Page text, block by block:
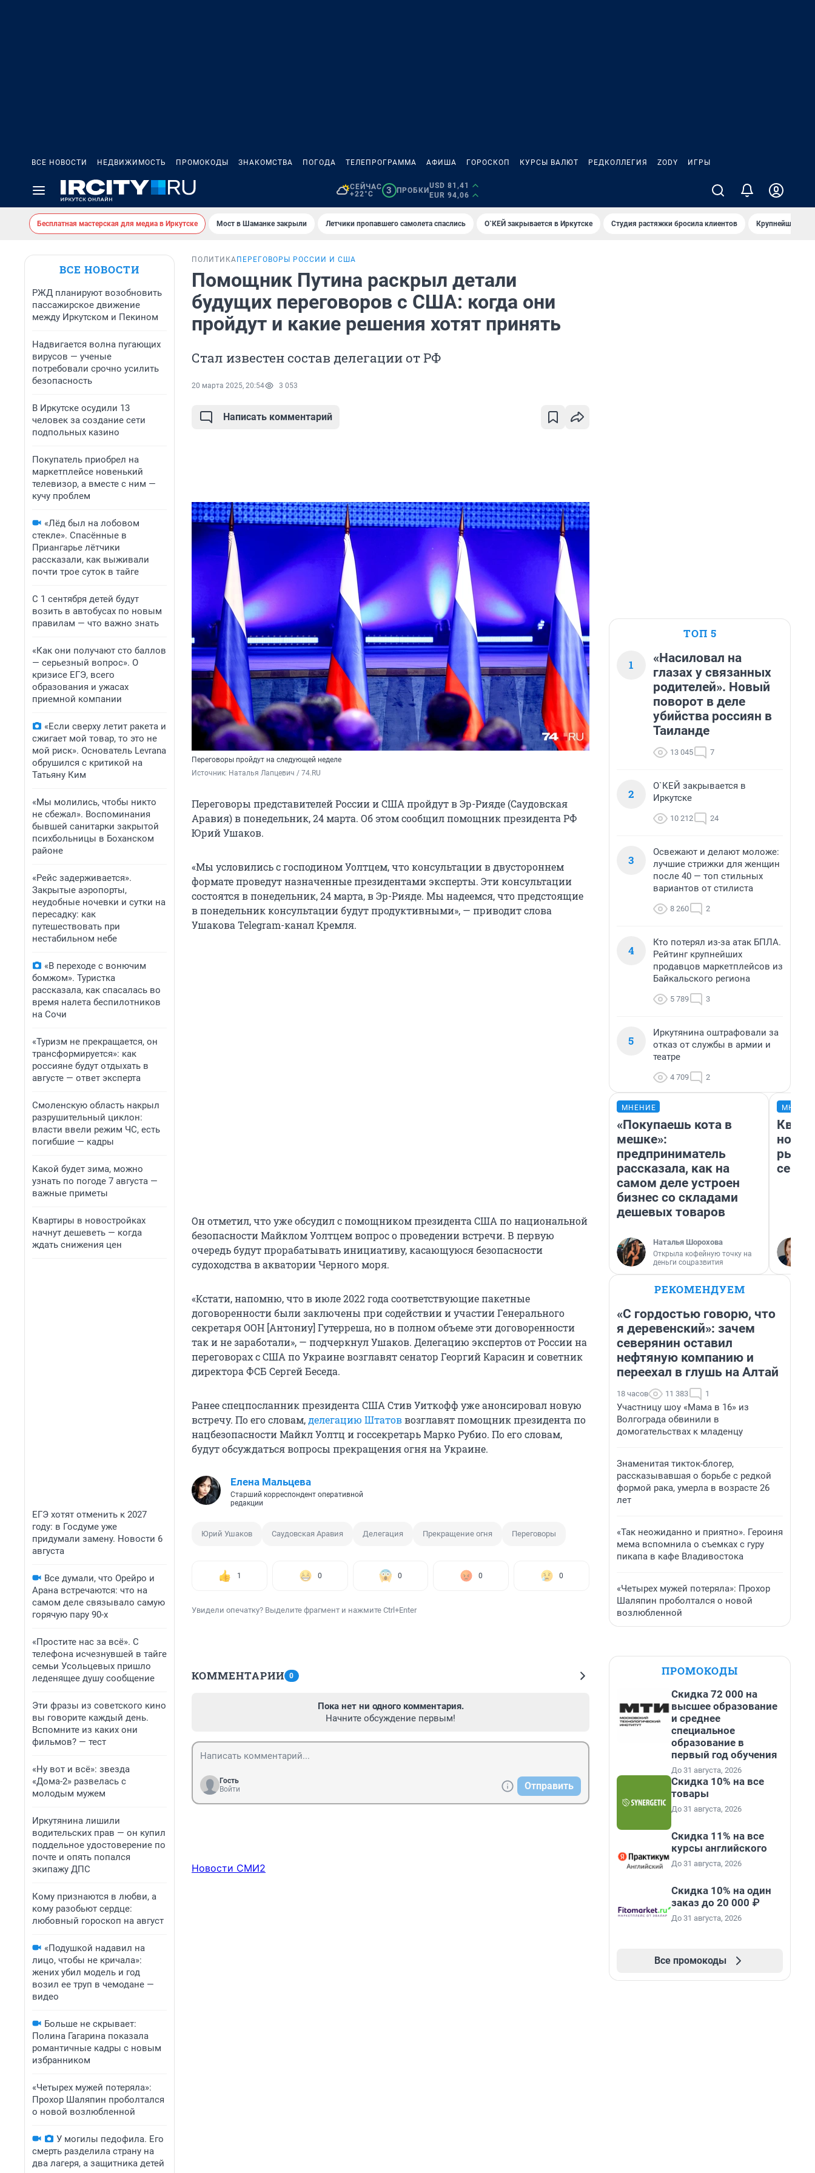
ВСЕ НОВОСТИ НЕДВИЖИМОСТЬ ПРОМОКОДЫ ЗНАКОМСТВА ПОГОДА ТЕЛЕПРОГРАММА АФИША ГОРОСКОП КУРСЫ ВАЛЮТ РЕДКОЛЛЕГИЯ ZODY ИГРЫ
СЕЙЧАС
+22°C
3 ПРОБКИ
USD 81,41
EUR 94,06
Бесплатная мастерская для медиа в Иркутске Мост в Шаманке закрыли Летчики пропавшего самолета спаслись О`КЕЙ закрывается в Иркутске Студия растяжки бросила клиентов Крупнейшие
ВСЕ НОВОСТИ
РЖД планируют возобновить
пассажирское движение
между Иркутском и Пекином
Надвигается волна пугающих
вирусов — ученые
потребовали срочно усилить
безопасность
В Иркутске осудили 13
человек за создание сети
подпольных казино
Покупатель приобрел на
маркетплейсе новенький
телевизор, а вместе с ним —
кучу проблем
«Лёд был на лобовом
стекле». Спасённые в
Приангарье лётчики
рассказали, как выживали
почти трое суток в тайге
С 1 сентября детей будут
возить в автобусах по новым
правилам — что важно знать
«Как они получают сто баллов
— серьезный вопрос». О
кризисе ЕГЭ, всего
образования и ужасах
приемной компании
«Если сверху летит ракета и
сжигает мой товар, то это не
мой риск». Основатель Levrana
обрушился с критикой на
Татьяну Ким
«Мы молились, чтобы никто
не сбежал». Воспоминания
бывшей санитарки закрытой
психбольницы в Боханском
районе
«Рейс задерживается».
Закрытые аэропорты,
неудобные ночевки и сутки на
пересадку: как
путешествовать при
нестабильном небе
«В переходе с вонючим
бомжом». Туристка
рассказала, как спасалась во
время налета беспилотников
на Сочи
«Туризм не прекращается, он
трансформируется»: как
россияне будут отдыхать в
августе — ответ эксперта
Смоленскую область накрыл
разрушительный циклон:
власти ввели режим ЧС, есть
погибшие — кадры
Какой будет зима, можно
узнать по погоде 7 августа —
важные приметы
Квартиры в новостройках
начнут дешеветь — когда
ждать снижения цен
ЕГЭ хотят отменить к 2027
году: в Госдуме уже
придумали замену. Новости 6
августа
Все думали, что Орейро и
Арана встречаются: что на
самом деле связывало самую
горячую пару 90-х
«Простите нас за всё». С
телефона исчезнувшей в тайге
семьи Усольцевых пришло
леденящее душу сообщение
Эти фразы из советского кино
вы говорите каждый день.
Вспомните из каких они
фильмов? — тест
«Ну вот и всё»: звезда
«Дома-2» развелась с
молодым мужем
Иркутянина лишили
водительских прав — он купил
поддельное удостоверение по
почте и опять попался
экипажу ДПС
Кому признаются в любви, а
кому разобьют сердце:
любовный гороскоп на август
«Подушкой надавил на
лицо, чтобы не кричала»:
жених убил модель и год
возил ее труп в чемодане —
видео
Больше не скрывает:
Полина Гагарина показала
романтичные кадры с новым
избранником
«Четырех мужей потеряла»:
Прохор Шаляпин проболтался
о новой возлюбленной
У могилы педофила. Его
смерть разделила страну на
два лагеря, а защитника детей
ПОЛИТИКА ПЕРЕГОВОРЫ РОССИИ И США
Помощник Путина раскрыл детали
будущих переговоров с США: когда они
пройдут и какие решения хотят принять
Стал известен состав делегации от РФ
20 марта 2025, 20:54 3 053
Написать комментарий
Переговоры пройдут на следующей неделе
Источник: Наталья Лапцевич / 74.RU
Переговоры представителей России и США пройдут в Эр-Рияде (Саудовская
Аравия) в понедельник, 24 марта. Об этом сообщил помощник президента РФ
Юрий Ушаков.
«Мы условились с господином Уолтцем, что консультации в двустороннем
формате проведут назначенные президентами эксперты. Эти консультации
состоятся в понедельник, 24 марта, в Эр-Рияде. Мы надеемся, что предстоящие
в понедельник консультации будут продуктивными», — приводит слова
Ушакова Telegram-канал Кремля.
Он отметил, что уже обсудил с помощником президента США по национальной
безопасности Майклом Уолтцем вопрос о проведении встречи. В первую
очередь будут прорабатывать инициативу, касающуюся безопасности
судоходства в акватории Черного моря.
«Кстати, напомню, что в июле 2022 года соответствующие пакетные
договоренности были заключены при содействии и участии Генерального
секретаря ООН [Антониу] Гутерреша, но в полном объеме эти договоренности
так и не заработали», — подчеркнул Ушаков. Делегацию экспертов от России на
переговорах с США по Украине возглавят сенатор Георгий Карасин и советник
директора ФСБ Сергей Беседа.
Ранее спецпосланник президента США Стив Уиткофф уже анонсировал новую
встречу. По его словам,делегацию Штатоввозглавят помощник президента по
нацбезопасности Майкл Уолтц и госсекретарь Марко Рубио. По его словам,
будут обсуждаться вопросы прекращения огня на Украине.
Елена Мальцева
Старший корреспондент оперативной
редакции
Юрий Ушаков Саудовская Аравия Делегация Прекращение огня Переговоры
1 0 0 0 0
Увидели опечатку? Выделите фрагмент и нажмите Ctrl+Enter
КОММЕНТАРИИ 0
Пока нет ни одного комментария.
Начните обсуждение первым!
Гость
Войти
Отправить
Новости СМИ2
ТОП 5
1
«Насиловал на
глазах у связанных
родителей». Новый
поворот в деле
убийства россиян в
Таиланде
13 045 7
2
О`КЕЙ закрывается в
Иркутске
10 212 24
3
Освежают и делают моложе:
лучшие стрижки для женщин
после 40 — топ стильных
вариантов от стилиста
8 260 2
4
Кто потерял из-за атак БПЛА.
Рейтинг крупнейших
продавцов маркетплейсов из
Байкальского региона
5 789 3
5
Иркутянина оштрафовали за
отказ от службы в армии и
театре
4 709 2
МНЕНИЕ
«Покупаешь кота в
мешке»:
предприниматель
рассказала, как на
самом деле устроен
бизнес со складами
дешевых товаров
Наталья Шорохова
Открыла кофейную точку на
деньги соцразвития
но
РЕКОМЕНДУЕМ
«С гордостью говорю, что
я деревенский»: зачем
северянин оставил
нефтяную компанию и
переехал в глушь на Алтай
18 часов 11 383 1
Участницу шоу «Мама в 16» из
Волгограда обвинили в
домогательствах к младенцу
Знаменитая тикток-блогер,
рассказывавшая о борьбе с редкой
формой рака, умерла в возрасте 26
лет
«Так неожиданно и приятно». Героиня
мема вспомнила о съемках с гуру
пикапа в кафе Владивостока
«Четырех мужей потеряла»: Прохор
Шаляпин проболтался о новой
возлюбленной
ПРОМОКОДЫ
Скидка 72 000 на
высшее образование
и среднее
специальное
образование в
первый год обучения
До 31 августа, 2026
Скидка 10% на все
товары
До 31 августа, 2026
Скидка 11% на все
курсы английского
До 31 августа, 2026
Скидка 10% на один
заказ до 20 000 ₽
До 31 августа, 2026
Все промокоды